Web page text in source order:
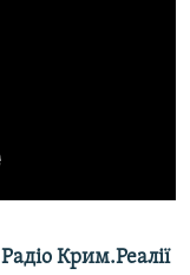
Радіо Крим.Реалії